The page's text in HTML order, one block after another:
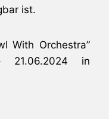
ist.
With Orchestra”
21.06.2024 in